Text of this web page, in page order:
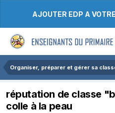
AJOUTER EDP A
Organiser, préparer et gérer sa
réputation de classe
colle à la peau